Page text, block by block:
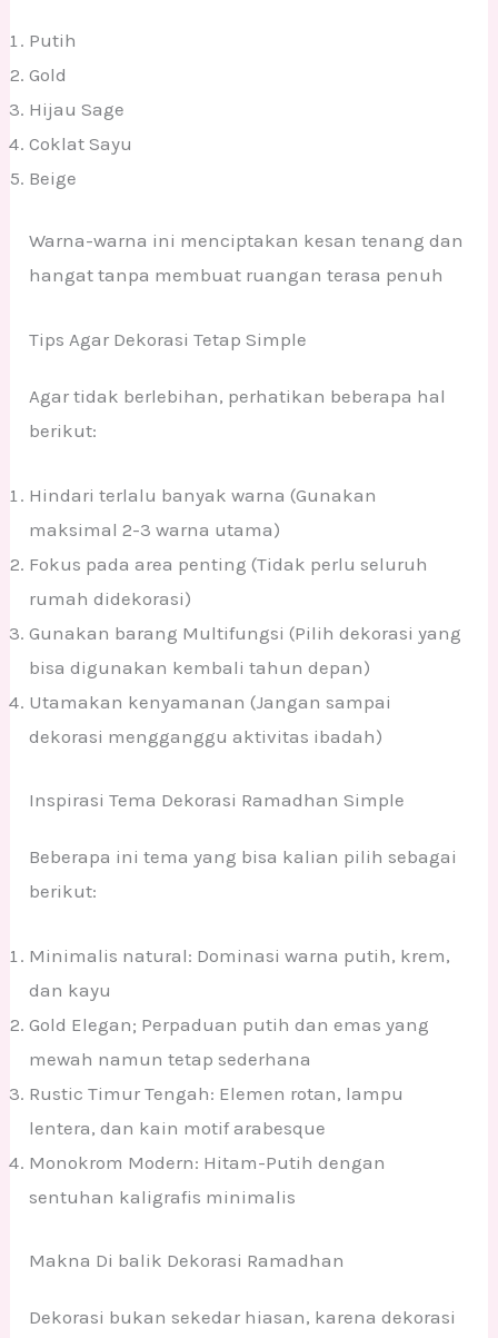
Putih
Gold
Hijau Sage
Coklat Sayu
Beige
Warna-warna ini menciptakan kesan tenang dan
hangat tanpa membuat ruangan terasa penuh
Tips Agar Dekorasi Tetap Simple
Agar tidak berlebihan, perhatikan beberapa hal
berikut:
Hindari terlalu banyak warna (Gunakan
maksimal 2-3 warna utama)
Fokus pada area penting (Tidak perlu seluruh
rumah didekorasi)
Gunakan barang Multifungsi (Pilih dekorasi yang
bisa digunakan kembali tahun depan)
Utamakan kenyamanan (Jangan sampai
dekorasi mengganggu aktivitas ibadah)
Inspirasi Tema Dekorasi Ramadhan Simple
Beberapa ini tema yang bisa kalian pilih sebagai
berikut:
Minimalis natural: Dominasi warna putih, krem,
dan kayu
Gold Elegan; Perpaduan putih dan emas yang
mewah namun tetap sederhana
Rustic Timur Tengah: Elemen rotan, lampu
lentera, dan kain motif arabesque
Monokrom Modern: Hitam-Putih dengan
sentuhan kaligrafis minimalis
Makna Di balik Dekorasi Ramadhan
Dekorasi bukan sekedar hiasan, karena dekorasi